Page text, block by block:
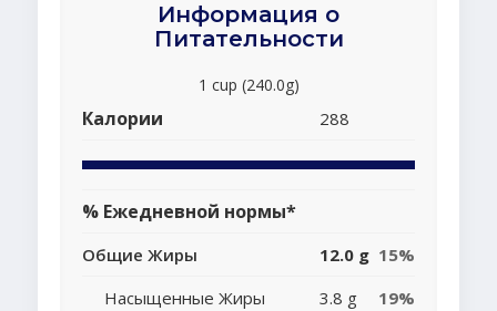
Информация о
Питательности
1 cup (240.0g)
Калории 288
% Ежедневной нормы*
Общие Жиры 12.0 g 15%
Насыщенные Жиры
3.8 g
19%